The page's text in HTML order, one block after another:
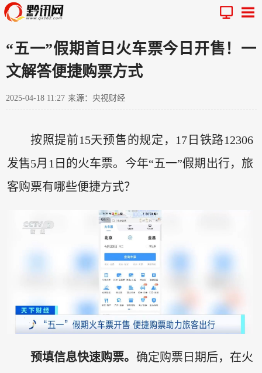
“五一”假期首日火车票今日开售！一
文解答便捷购票方式
2025-04-18 11:27 来源：央视财经
按照提前15天预售的规定，17日铁路12306
发售5月1日的火车票。今年“五一”假期出行，旅
客购票有哪些便捷方式？
预填信息快速购票。 确定购票日期后，在火